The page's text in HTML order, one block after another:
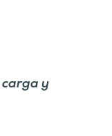
carga y